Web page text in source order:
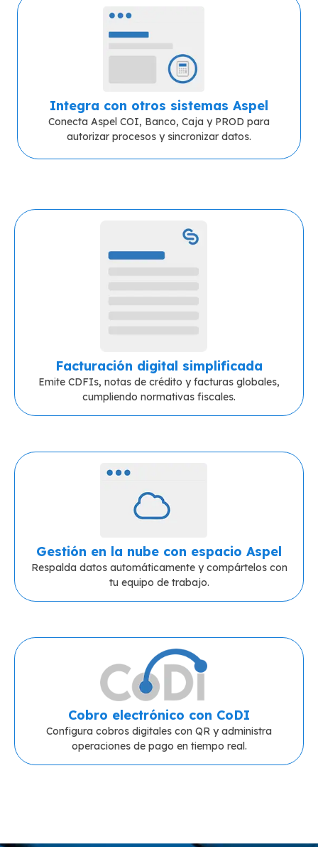
Integra con otros sistemas Aspel
Conecta Aspel COI, Banco, Caja y PROD para
autorizar procesos y sincronizar datos.
Facturación digital simplificada
Emite CDFIs, notas de crédito y facturas globales,
cumpliendo normativas fiscales.
Gestión en la nube con espacio Aspel
Respalda datos automáticamente y compártelos con
tu equipo de trabajo.
Cobro electrónico con CoDI
Configura cobros digitales con QR y administra
operaciones de pago en tiempo real.